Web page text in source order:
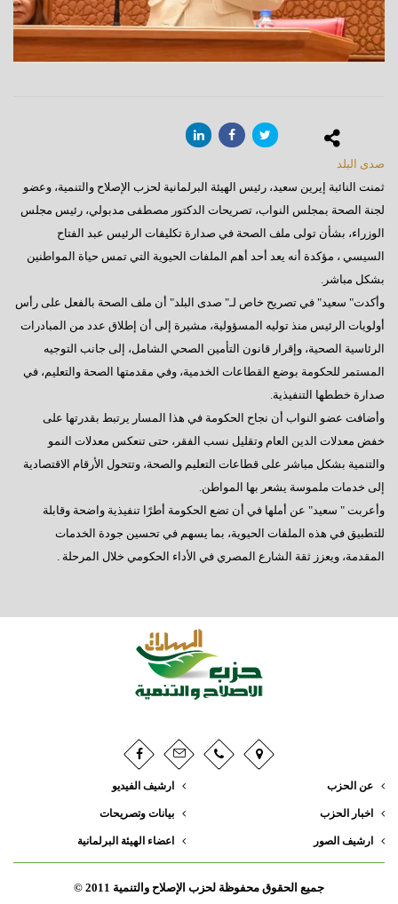
صدى البلد
ثمنت النائبة إيرين سعيد، رئيس الهيئة البرلمانية لحزب الإصلاح والتنمية، وعضو
لجنة الصحة بمجلس النواب، تصريحات الدكتور مصطفى مدبولي، رئيس مجلس
الوزراء، بشأن تولى ملف الصحة في صدارة تكليفات الرئيس عبد الفتاح
السيسي ، مؤكدة أنه يعد أحد أهم الملفات الحيوية التي تمس حياة المواطنين
بشكل مباشر.
وأكدت" سعيد" في تصريح خاص لـ" صدى البلد" أن ملف الصحة بالفعل على رأس
أولويات الرئيس منذ توليه المسؤولية، مشيرة إلى أن إطلاق عدد من المبادرات
الرئاسية الصحية، وإقرار قانون التأمين الصحي الشامل، إلى جانب التوجيه
المستمر للحكومة بوضع القطاعات الخدمية، وفي مقدمتها الصحة والتعليم، في
صدارة خططها التنفيذية.
وأضافت عضو النواب أن نجاح الحكومة في هذا المسار يرتبط بقدرتها على
خفض معدلات الدين العام وتقليل نسب الفقر، حتى تنعكس معدلات النمو
والتنمية بشكل مباشر على قطاعات التعليم والصحة، وتتحول الأرقام الاقتصادية
إلى خدمات ملموسة يشعر بها المواطن.
وأعربت " سعيد" عن أملها في أن تضع الحكومة أطرًا تنفيذية واضحة وقابلة
للتطبيق في هذه الملفات الحيوية، بما يسهم في تحسين جودة الخدمات
المقدمة، ويعزز ثقة الشارع المصري في الأداء الحكومي خلال المرحلة .
عن الحزب
اخبار الحزب
ارشيف الصور
ارشيف الفيديو
بيانات وتصريحات
اعضاء الهيئة البرلمانية
جميع الحقوق محفوظة لحزب الإصلاح والتنمية 2011 ©